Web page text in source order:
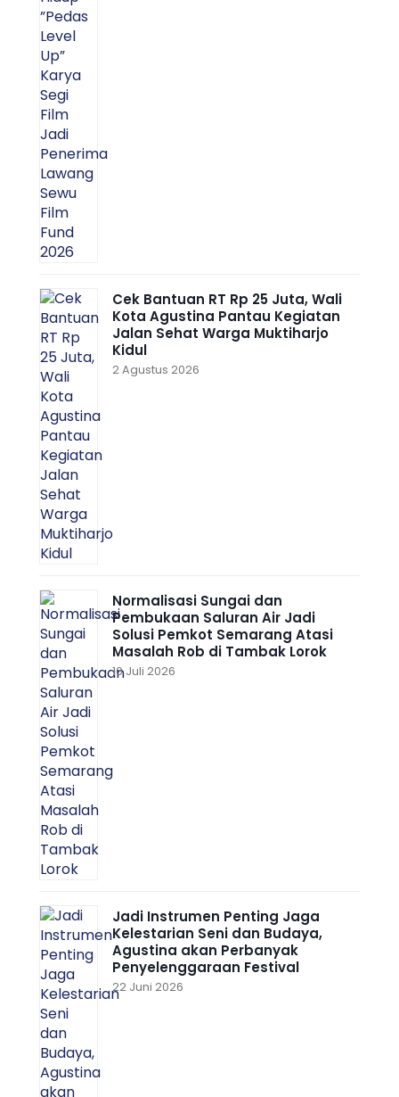
Cek Bantuan RT Rp 25 Juta, Wali
Kota Agustina Pantau Kegiatan
Jalan Sehat Warga Muktiharjo
Kidul
2 Agustus 2026
Normalisasi Sungai dan
Pembukaan Saluran Air Jadi
Solusi Pemkot Semarang Atasi
Masalah Rob di Tambak Lorok
10 Juli 2026
Jadi Instrumen Penting Jaga
Kelestarian Seni dan Budaya,
Agustina akan Perbanyak
Penyelenggaraan Festival
22 Juni 2026